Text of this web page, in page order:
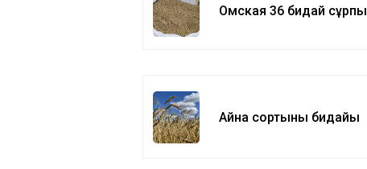
Омская 36 бидай сұрпы
Айна сортының бидайы